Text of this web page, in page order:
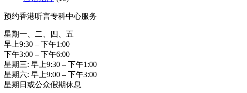
预约香港听言专科中心服务
星期一、二、四、五
早上9:30 – 下午1:00
下午3:00 – 下午6:00
星期三: 早上9:30 – 下午1:00
星期六: 早上9:00 – 下午3:00
星期日或公众假期休息